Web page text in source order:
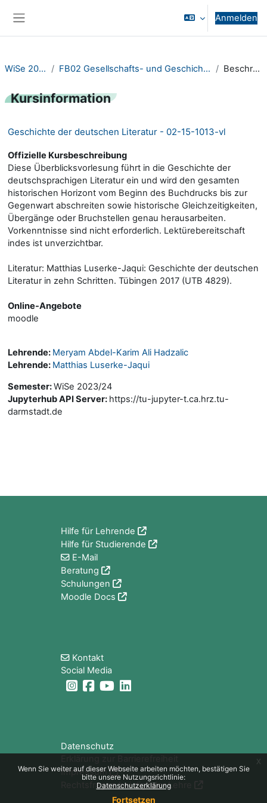
Wenn Sie weiter auf dieser Webseite arbeiten möchten, bestätigen Sie
bitte unsere Nutzungsrichtlinie:
Datenschutzerklärung
Fortsetzen
x
Anmelden
WiSe 2023/24 FB02 Gesellschafts- und Geschichtswissenschaften Beschreibung
Kursinformation
Geschichte der deutschen Literatur - 02-15-1013-vl
Offizielle Kursbeschreibung
Diese Überblicksvorlesung führt in die Geschichte der
deutschsprachigen Literatur ein und wird den gesamten
historischen Horizont vom Beginn des Buchdrucks bis zur
Gegenwart abschreiten sowie historische Gleichzeitigkeiten,
Übergänge oder Bruchstellen genau herausarbeiten.
Vorkenntnisse sind nicht erforderlich. Lektürebereitschaft
indes ist unverzichtbar.
Literatur: Matthias Luserke-Jaqui: Geschichte der deutschen
Literatur in zehn Schritten. Tübingen 2017 (UTB 4829).
Online-Angebote
moodle
Lehrende: Meryam Abdel-Karim Ali Hadzalic
Lehrende: Matthias Luserke-Jaqui
Semester:WiSe 2023/24
Jupyterhub API Server: https://tu-jupyter-t.ca.hrz.tu-
darmstadt.de
Hilfe für Lehrende
Hilfe für Studierende
E-Mail
Beratung
Schulungen
Moodle Docs
Kontakt
Social Media
Datenschutz
Impressum
Rechtsfragen bei digitaler Lehre